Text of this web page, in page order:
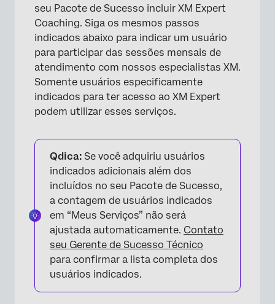
seu Pacote de Sucesso incluir XM Expert
Coaching. Siga os mesmos passos
indicados abaixo para indicar um usuário
para participar das sessões mensais de
atendimento com nossos especialistas XM.
Somente usuários especificamente
indicados para ter acesso ao XM Expert
podem utilizar esses serviços.
Qdica: Se você adquiriu usuários
indicados adicionais além dos
incluídos no seu Pacote de Sucesso,
a contagem de usuários indicados
em “Meus Serviços” não será
ajustada automaticamente. Contato
seu Gerente de Sucesso Técnico
para confirmar a lista completa dos
usuários indicados.